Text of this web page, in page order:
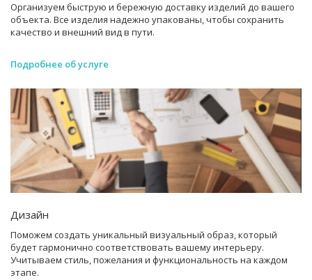
Организуем быструю и бережную доставку изделий до вашего
объекта. Все изделия надежно упакованы, чтобы сохранить
качество и внешний вид в пути.
Подробнее об услуге
Дизайн
Поможем создать уникальный визуальный образ, который
будет гармонично соответствовать вашему интерьеру.
Учитываем стиль, пожелания и функциональность на каждом
этапе.